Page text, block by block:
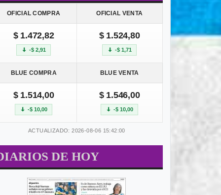
OFICIAL COMPRA OFICIAL VENTA
$ 1.472,82
-$ 2,91
$ 1.524,80
-$ 1,71
BLUE COMPRA BLUE VENTA
$ 1.514,00
-$ 10,00
$ 1.546,00
-$ 10,00
ACTUALIZADO: 2026-08-06 15:42:00
DE HOY